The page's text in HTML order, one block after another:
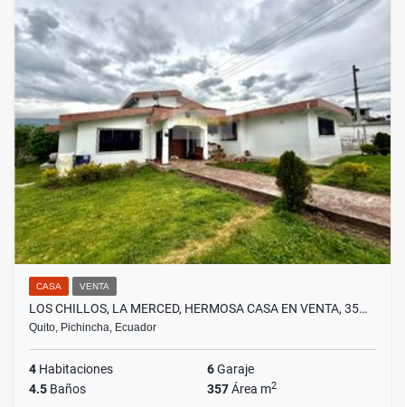
CASA VENTA
LOS CHILLOS, LA MERCED, HERMOSA CASA EN VENTA, 35…
Quito, Pichincha, Ecuador
4 Habitaciones 6Garaje
4.5 Baños 357Área m2